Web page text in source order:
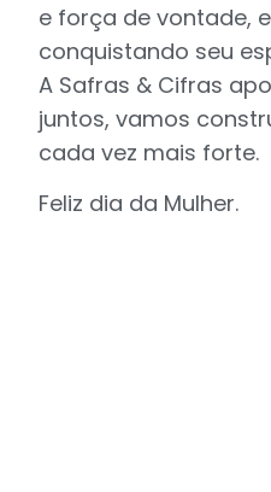
e força de vontade,
conquistando seu
A Safras & Cifras
juntos, vamos
cada vez mais forte.
Feliz dia da Mulher.